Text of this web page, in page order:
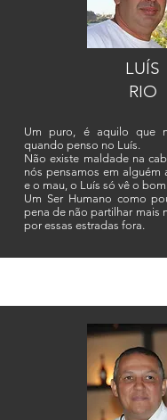
LUÍS
RIO
Um puro, é aquilo que
quando penso no Luís.
Não existe maldade na
nós pensamos em alguém
e o mau, o Luís só vê o
Um Ser Humano como
pena de não partilhar mais
por essas estradas fora.